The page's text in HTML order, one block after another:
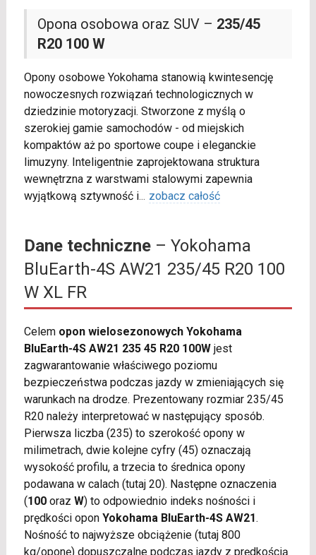
Opona osobowa oraz SUV – 235/45
R20 100 W
Opony osobowe Yokohama stanowią kwintesencję
nowoczesnych rozwiązań technologicznych w
dziedzinie motoryzacji. Stworzone z myślą o
szerokiej gamie samochodów - od miejskich
kompaktów aż po sportowe coupe i eleganckie
limuzyny. Inteligentnie zaprojektowana struktura
wewnętrzna z warstwami stalowymi zapewnia
wyjątkową sztywność i... zobacz całość
Dane techniczne– Yokohama
BluEarth-4S AW21 235/45 R20 100
W XL FR
Celem opon wielosezonowych Yokohama
BluEarth-4S AW21 235 45 R20 100Wjest
zagwarantowanie właściwego poziomu
bezpieczeństwa podczas jazdy w zmieniających się
warunkach na drodze. Prezentowany rozmiar 235/45
R20 należy interpretować w następujący sposób.
Pierwsza liczba (235) to szerokość opony w
milimetrach, dwie kolejne cyfry (45) oznaczają
wysokość profilu, a trzecia to średnica opony
podawana w calach (tutaj 20). Następne oznaczenia
(100oraz W) to odpowiednio indeks nośności i
prędkości opon Yokohama BluEarth-4S AW21.
Nośność to najwyższe obciążenie (tutaj 800
kg/oponę) dopuszczalne podczas jazdy z prędkością